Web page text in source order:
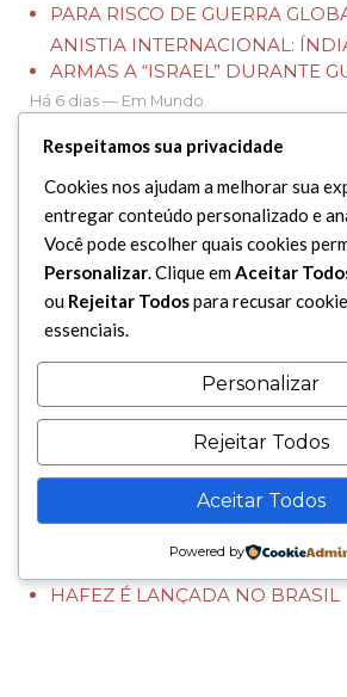
PARA RISCO DE GUERRA
ANISTIA INTERNACIONAL:
ARMAS A “ISRAEL” DURANTE
Há 6 dias — Em Mundo
Cultura
DEPUTADO MAURICI
HOMENAGEM AO IMAM
MESQUITA DO BRÁS
HISTORIADOR LANÇA LIVRO
PRIMEIRA TRADUÇÃO DIRETA
HAFEZ É LANÇADA NO BRASIL
Respeitamos sua privacidade
Cookies nos ajudam a melhorar sua
entregar conteúdo personalizado e
Você pode escolher quais cookies
Personalizar. Clique emAceitar
ou Rejeitar Todospara recusar
essenciais.
Personalizar
Rejeitar Todos
Aceitar Todos
Powered by